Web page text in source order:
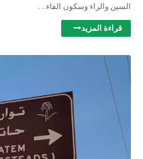
السين والراء وسكون الفاء…
قراءة المزيد